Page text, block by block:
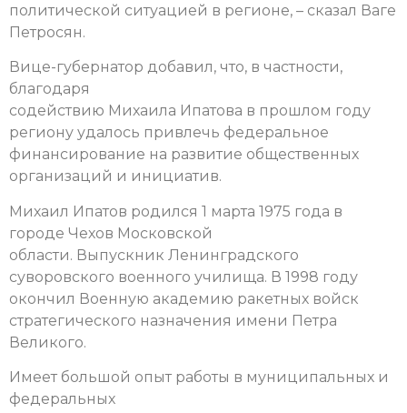
политической ситуацией в регионе, – сказал Ваге
Петросян.
Вице-губернатор добавил, что, в частности,
благодаря
содействию Михаила Ипатова в прошлом году
региону удалось привлечь федеральное
финансирование на развитие общественных
организаций и инициатив.
Михаил Ипатов родился 1 марта 1975 года в
городе Чехов Московской
области. Выпускник Ленинградского
суворовского военного училища. В 1998 году
окончил Военную академию ракетных войск
стратегического назначения имени Петра
Великого.
Имеет большой опыт работы в муниципальных и
федеральных